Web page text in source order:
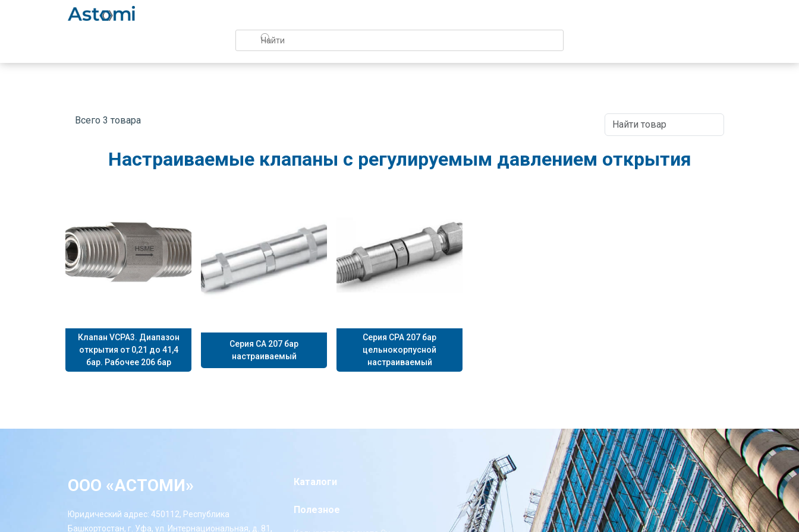
Всего 3 товара
Настраиваемые клапаны с регулируемым давлением открытия
Клапан VCPA3. Диапазон
открытия от 0,21 до 41,4
бар. Рабочее 206 бар
Серия CA 207 бар
настраиваемый
Серия CPA 207 бар
цельнокорпусной
настраиваемый
ООО «АСТОМИ»
Юридический адрес: 450112, Республика
Башкортостан, г. Уфа, ул. Интернациональная, д. 81,
Каталоги
Полезное